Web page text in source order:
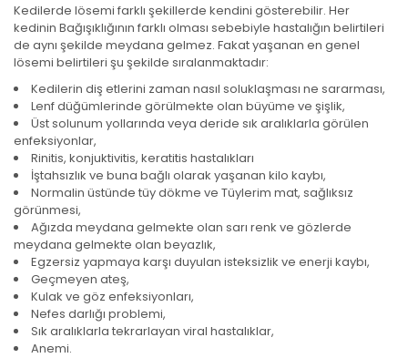
Kedilerde lösemi farklı şekillerde kendini gösterebilir. Her
kedinin Bağışıklığının farklı olması sebebiyle hastalığın belirtileri
de aynı şekilde meydana gelmez. Fakat yaşanan en genel
lösemi belirtileri şu şekilde sıralanmaktadır:
Kedilerin diş etlerini zaman nasıl soluklaşması ne sararması,
Lenf düğümlerinde görülmekte olan büyüme ve şişlik,
Üst solunum yollarında veya deride sık aralıklarla görülen
enfeksiyonlar,
Rinitis, konjuktivitis, keratitis hastalıkları
İştahsızlık ve buna bağlı olarak yaşanan kilo kaybı,
Normalin üstünde tüy dökme ve Tüylerim mat, sağlıksız
görünmesi,
Ağızda meydana gelmekte olan sarı renk ve gözlerde
meydana gelmekte olan beyazlık,
Egzersiz yapmaya karşı duyulan isteksizlik ve enerji kaybı,
Geçmeyen ateş,
Kulak ve göz enfeksiyonları,
Nefes darlığı problemi,
Sık aralıklarla tekrarlayan viral hastalıklar,
Anemi.